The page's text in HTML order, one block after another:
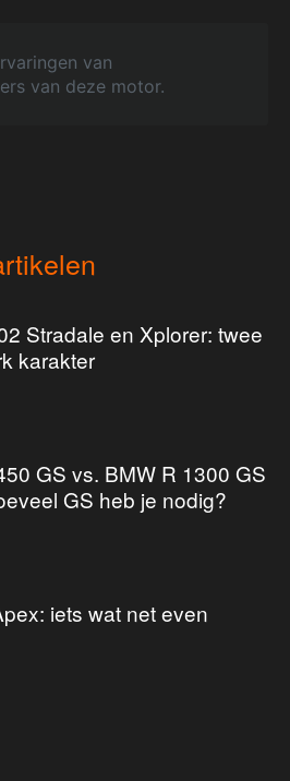
van
van deze motor.
Stradale en Xplorer: twee
karakter
GS vs. BMW R 1300 GS
GS heb je nodig?
iets wat net even